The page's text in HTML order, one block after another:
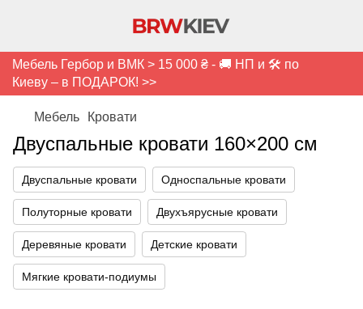
Мебель Гербор и ВМК > 15 000 ₴ - 🚚 НП и 🛠️ по
Киеву – в ПОДАРОК! >>
Мебель Кровати
Двуспальные кровати 160×200 см
Двуспальные кровати Односпальные кровати
Полуторные кровати Двухъярусные кровати
Деревяные кровати Детские кровати
Мягкие кровати-подиумы